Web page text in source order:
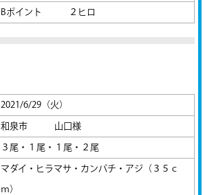
Bポイント ２ヒロ
2021/6/29（火）
和泉市 山口様
３尾・１尾・１尾・２尾
マダイ・ヒラマサ・カンパチ・アジ（３５ｃ
ｍ）